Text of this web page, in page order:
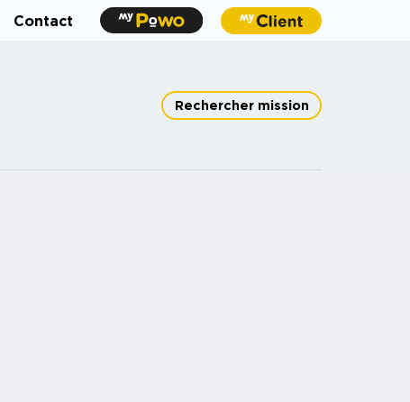
Contact
Rechercher mission